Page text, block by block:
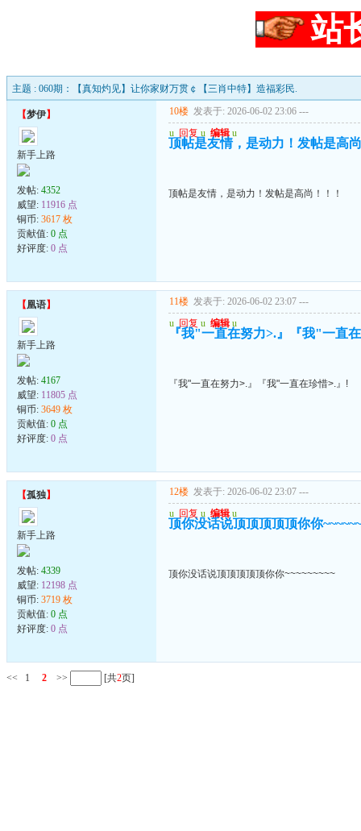
站
主题 : 060期：【真知灼见】让你家财万贯￠【三肖中特】造福彩民.
【梦伊】
新手上路
发帖: 4352
威望: 11916 点
铜币: 3617 枚
贡献值: 0 点
好评度: 0 点
10楼 发表于: 2026-06-02 23:06 ---
u 回复 u 编辑 u
顶帖是友情，是动力！发帖是高
顶帖是友情，是动力！发帖是高尚！！！
【凰语】
新手上路
发帖: 4167
威望: 11805 点
铜币: 3649 枚
贡献值: 0 点
好评度: 0 点
11楼 发表于: 2026-06-02 23:07 ---
u 回复 u 编辑 u
『我"一直在努力>.』『我"一直
『我"一直在努力>.』『我"一直在珍惜>.』!
【孤独】
新手上路
发帖: 4339
威望: 12198 点
铜币: 3719 枚
贡献值: 0 点
好评度: 0 点
12楼 发表于: 2026-06-02 23:07 ---
u 回复 u 编辑 u
顶你没话说顶顶顶顶顶你你
顶你没话说顶顶顶顶顶你你~~~~~~~~~
<< 1 2 >> [共2页]